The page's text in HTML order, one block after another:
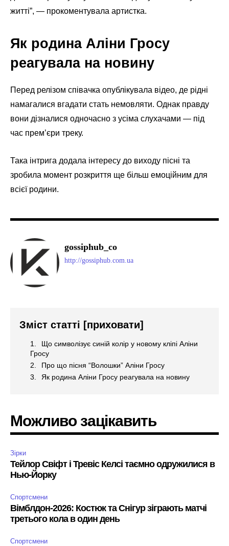
житті”, — прокоментувала артистка.
Як родина Аліни Гросу
реагувала на новину
Перед релізом співачка опублікувала відео, де рідні
намагалися вгадати стать немовляти. Однак правду
вони дізналися одночасно з усіма слухачами — під
час прем’єри треку.
Така інтрига додала інтересу до виходу пісні та
зробила момент розкриття ще більш емоційним для
всієї родини.
gossiphub_co
http://gossiphub.com.ua
Зміст статті [приховати]
Що символізує синій колір у новому кліпі Аліни
Гросу
Про що пісня “Волошки” Аліни Гросу
Як родина Аліни Гросу реагувала на новину
Можливо зацікавить
Зірки
Тейлор Свіфт і Тревіс Келсі таємно одружилися в
Нью-Йорку
Спортсмени
Вімблдон-2026: Костюк та Снігур зіграють матчі
третього кола в один день
Спортсмени